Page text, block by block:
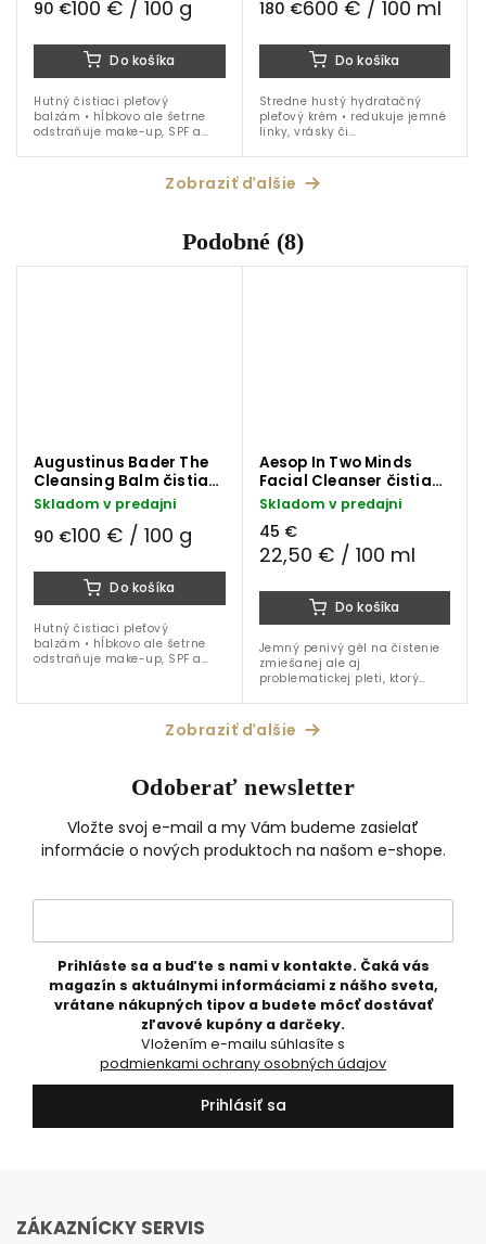
90 €100 € / 100 g
Do košíka
Hutný čistiaci pleťový
balzám • hĺbkovo ale šetrne
odstraňuje make-up, SPF a
technologia TFC8® • vitamín E,
bisabolol • viaceré druhy...
180 €600 € / 100 ml
Do košíka
Stredne hustý hydratačný
pleťový krém • redukuje jemné
linky, vrásky či
textúru pleti • patentovaná
technologia TFC8® • Vitamín E
•...
Zobraziť ďalšie
Podobné (8)
Augustinus Bader The
Cleansing Balm čistiaci
pleťový balzám 90 g
Skladom v predajni
90 €100 € / 100 g
Do košíka
Hutný čistiaci pleťový
balzám • hĺbkovo ale šetrne
odstraňuje make-up, SPF a
bisabolol • viaceré druhy...
Aesop In Two Minds
Facial Cleanser čistiaci
pleťový gél 200 ml
Skladom v predajni
45 €
22,50 € / 100 ml
Do košíka
Jemný penivý gél na čistenie
zmiešanej ale aj
problematickej pleti, ktorý
maz a zanecháva pokožku
čistú, sviežu a vyváženú.
Zobraziť ďalšie
Odoberať newsletter
Vložte svoj e-mail a my Vám budeme zasielať
informácie o nových produktoch na našom e-shope.
Prihláste sa a buďte s nami v kontakte. Čaká vás
magazín s aktuálnymi informáciami z nášho sveta,
vrátane nákupných tipov a budete môcť dostávať
zľavové kupóny a darčeky.
podmienkami ochrany osobných údajov
Prihlásiť sa
ZÁKAZNÍCKY SERVIS